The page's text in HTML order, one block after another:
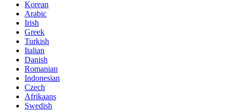
Korean
Arabic
Irish
Greek
Turkish
Italian
Danish
Romanian
Indonesian
Czech
Afrikaans
Swedish